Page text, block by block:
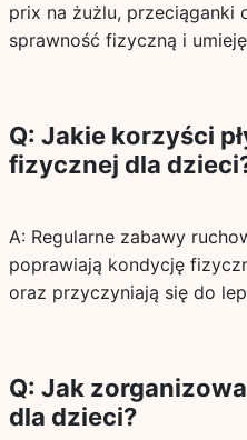
prix na żużlu, przeciąganki
sprawność fizyczną i
Q: Jakie korzyści
fizycznej dla
A: Regularne zabawy
poprawiają kondycję
oraz przyczyniają się do
Q: Jak
dla dzieci?